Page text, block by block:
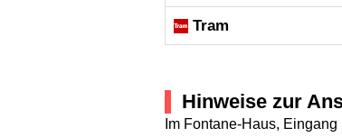
Tram
Hinweise zur
Im Fontane-Haus, Eingang